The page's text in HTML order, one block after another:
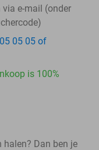
via e-mail (onder
05 05 of
is 100%
Dan ben je